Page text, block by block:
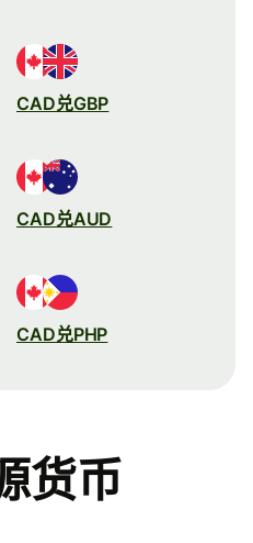
CAD兑GBP
CAD兑AUD
CAD兑PHP
货币